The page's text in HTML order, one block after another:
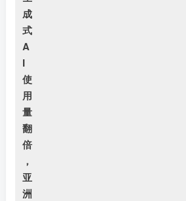
成
式
A
I
使
用
量
翻
倍
，
亚
洲